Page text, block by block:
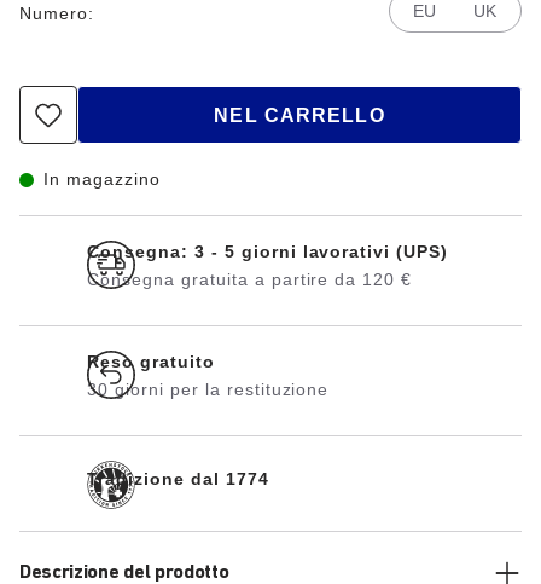
Numero: EU UK
NEL CARRELLO
In magazzino
Consegna: 3 - 5 giorni lavorativi (UPS)
Consegna gratuita a partire da 120 €
Reso gratuito
30 giorni per la restituzione
Tradizione dal 1774
Descrizione del prodotto